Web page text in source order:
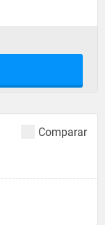
Comparar